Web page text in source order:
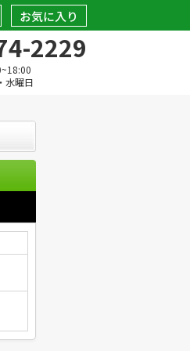
お気に入り
2229
水曜日